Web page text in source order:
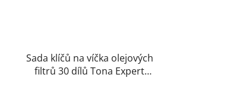
Sada klíčů na víčka olejových
filtrů 30 dílů Tona Expert